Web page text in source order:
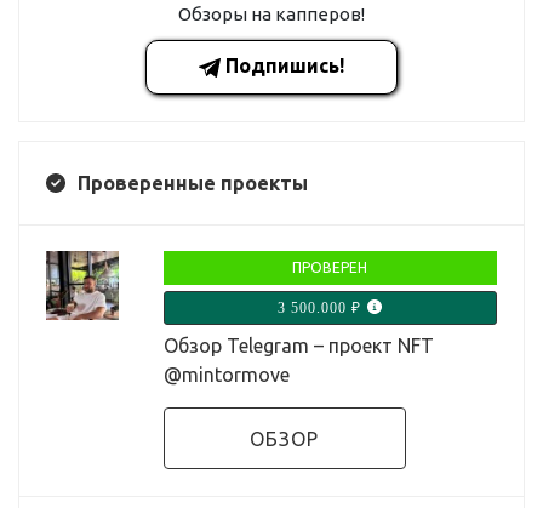
Обзоры на капперов!
Подпишись!
Проверенные проекты
ПРОВЕРЕН
3 500.000 ₽
Обзор Telegram – проект NFT
@mintormove
ОБЗОР